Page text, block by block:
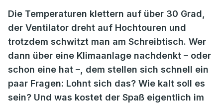
Die Temperaturen klettern auf über 30 Grad,
der Ventilator dreht auf Hochtouren und
trotzdem schwitzt man am Schreibtisch. Wer
dann über eine Klimaanlage nachdenkt – oder
schon eine hat –, dem stellen sich schnell ein
paar Fragen: Lohnt sich das? Wie kalt soll es
sein? Und was kostet der Spaß eigentlich im